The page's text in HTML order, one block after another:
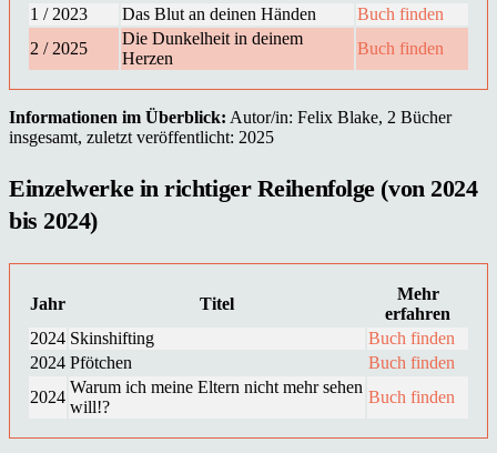
1 / 2023
Das Blut an deinen Händen
Buch finden
2 / 2025
Die Dunkelheit in deinem
Herzen
Buch finden
Informationen im Überblick: Autor/in: Felix Blake, 2 Bücher
insgesamt, zuletzt veröffentlicht: 2025
Einzelwerke in richtiger Reihenfolge (von 2024
bis 2024)
Jahr Titel
Mehr
erfahren
2024 Skinshifting
Buch finden
2024 Pfötchen
Buch finden
2024
Warum ich meine Eltern nicht mehr sehen
will!?
Buch finden